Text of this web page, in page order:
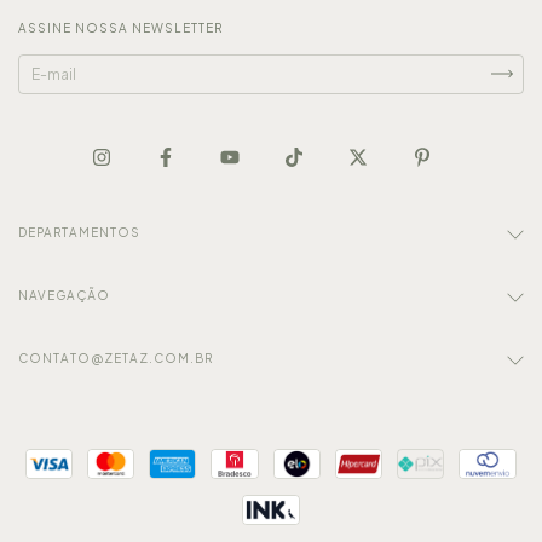
ASSINE NOSSA NEWSLETTER
DEPARTAMENTOS
NAVEGAÇÃO
CONTATO@ZETAZ.COM.BR